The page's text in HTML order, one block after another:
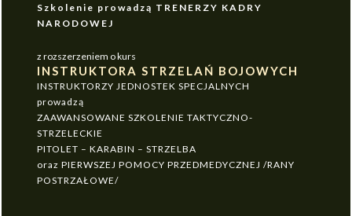
Szkolenie prowadzą TRENERZY KADRY
NARODOWEJ
z rozszerzeniem o kurs
INSTRUKTORA STRZELAŃ BOJOWYCH
INSTRUKTORZY JEDNOSTEK SPECJALNYCH
prowadzą
ZAAWANSOWANE SZKOLENIE TAKTYCZNO-
STRZELECKIE
PITOLET – KARABIN – STRZELBA
oraz PIERWSZEJ POMOCY PRZEDMEDYCZNEJ /RANY
POSTRZAŁOWE/